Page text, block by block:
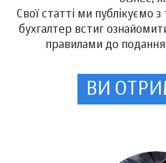
Свої статті ми публікуємо
бухгалтер встиг
правилами до подання
ВИ